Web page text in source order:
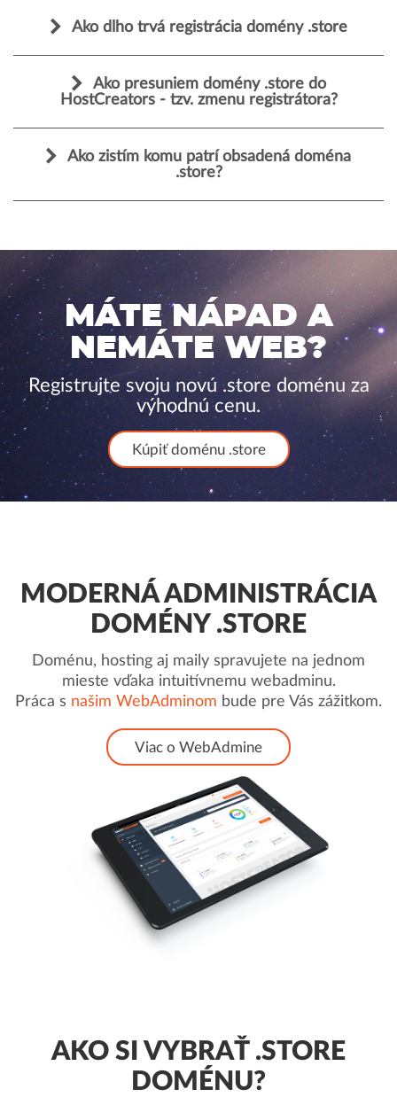
Ako dlho trvá registrácia domény .store
Ako presuniem domény .store do
HostCreators - tzv. zmenu registrátora?
Ako zistím komu patrí obsadená doména
.store?
MÁTE NÁPAD A
NEMÁTE WEB?
Registrujte svoju novú .store doménu za
výhodnú cenu.
Kúpiť doménu .store
MODERNÁ ADMINISTRÁCIA
DOMÉNY .STORE
Doménu, hosting aj maily spravujete na jednom
mieste vďaka intuitívnemu webadminu.
Práca s našim WebAdminom bude pre Vás zážitkom.
Viac o WebAdmine
AKO SI VYBRAŤ .STORE
DOMÉNU?